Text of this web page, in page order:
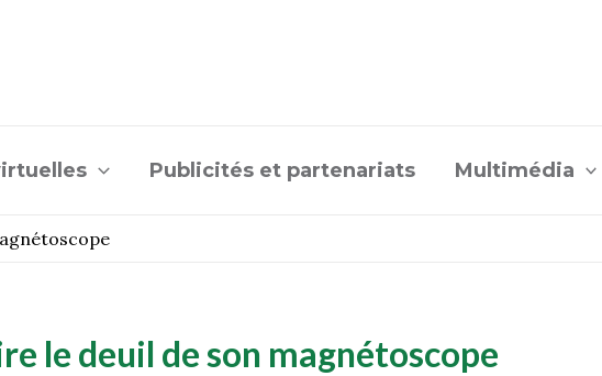
Publicités et partenariats Multimédia
le deuil de son magnétoscope